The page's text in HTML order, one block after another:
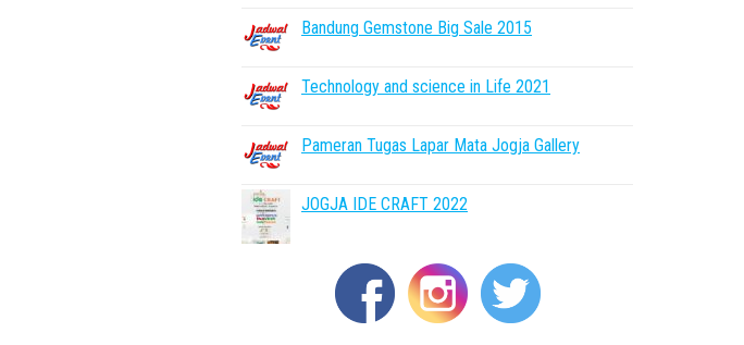
Bandung Gemstone Big Sale 2015
Technology and science in Life 2021
Pameran Tugas Lapar Mata Jogja Gallery
JOGJA IDE CRAFT 2022